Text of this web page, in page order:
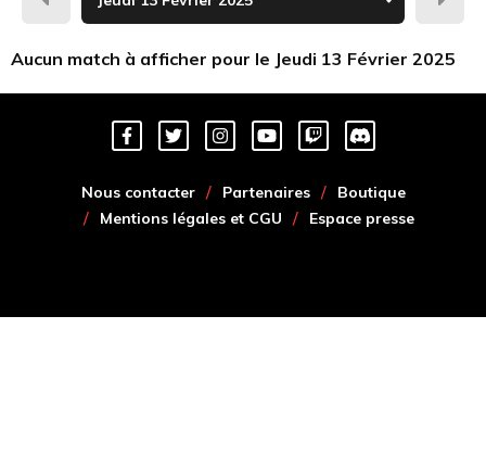
Hier
Aucun match à afficher pour le Jeudi 13 Février 2025
Nous contacter Partenaires
Boutique
Mentions légales et CGU
Espace presse